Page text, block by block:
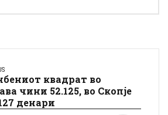
квадрат во
чини 52.125, во Скопје
денари